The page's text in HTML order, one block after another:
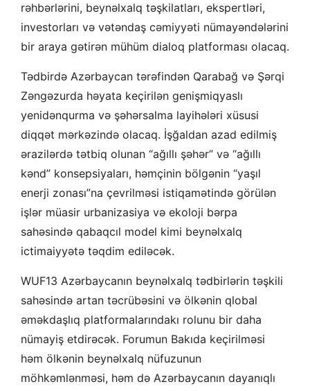
rəhbərlərini, beynəlxalq təşkilatları, ekspertləri,
investorları və vətəndaş cəmiyyəti nümayəndələrini
bir araya gətirən mühüm dialoq platforması olacaq.
Tədbirdə Azərbaycan tərəfindən Qarabağ və Şərqi
Zəngəzurda həyata keçirilən genişmiqyaslı
yenidənqurma və şəhərsalma layihələri xüsusi
diqqət mərkəzində olacaq. İşğaldan azad edilmiş
ərazilərdə tətbiq olunan “ağıllı şəhər” və “ağıllı
kənd” konsepsiyaları, həmçinin bölgənin “yaşıl
enerji zonası”na çevrilməsi istiqamətində görülən
işlər müasir urbanizasiya və ekoloji bərpa
sahəsində qabaqcıl model kimi beynəlxalq
ictimaiyyətə təqdim ediləcək.
WUF13 Azərbaycanın beynəlxalq tədbirlərin təşkili
sahəsində artan təcrübəsini və ölkənin qlobal
əməkdaşlıq platformalarındakı rolunu bir daha
nümayiş etdirəcək. Forumun Bakıda keçirilməsi
həm ölkənin beynəlxalq nüfuzunun
möhkəmlənməsi, həm də Azərbaycanın dayanıqlı